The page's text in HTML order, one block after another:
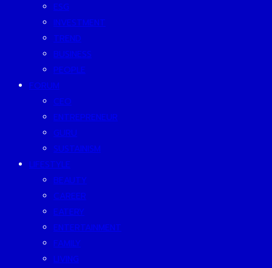
ESG
INVESTMENT
TREND
BUSINESS
PEOPLE
FORUM
CEO
ENTREPRENEUR
GURU
SUSTAINISM
LIFESTYLE
BEAUTY
CAREER
EATERY
ENTERTAINMENT
FAMILY
LIVING